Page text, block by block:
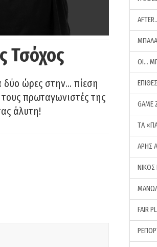
Τσόχος
δύο ώρες στην… πίεση
πρωταγωνιστές της
άλυτη!
ΟΙ…
GAME
ΤA
ΑΡΗΣ
ΝΙΚΟΣ
FAIR